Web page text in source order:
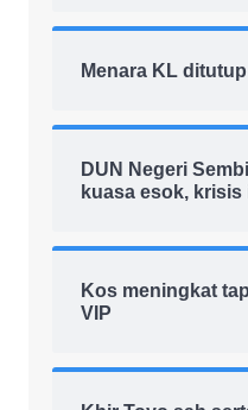
Menara KL
DUN Negeri
kuasa esok,
Kos meningkat
VIP